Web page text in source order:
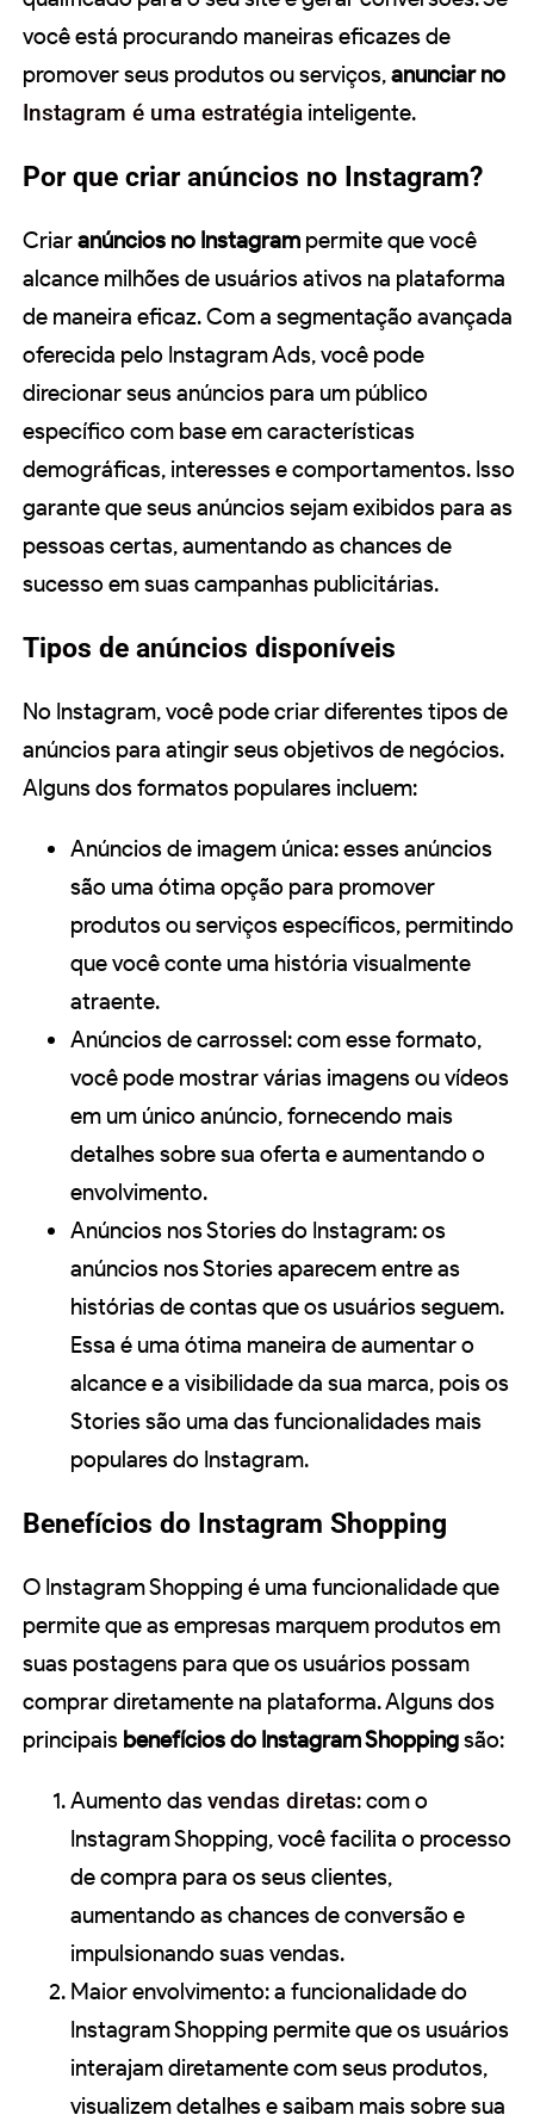
você está procurando maneiras eficazes de
promover seus produtos ou serviços,anunciar no
Instagram é uma estratégia inteligente.
Por que criar anúncios no Instagram?
Criaranúncios no Instagram permite que você
alcance milhões de usuários ativos na plataforma
de maneira eficaz. Com a segmentação avançada
oferecida pelo Instagram Ads, você pode
direcionar seus anúncios para um público
específico com base em características
demográficas, interesses e comportamentos. Isso
garante que seus anúncios sejam exibidos para as
pessoas certas, aumentando as chances de
sucesso em suas campanhas publicitárias.
Tipos de anúncios disponíveis
No Instagram, você pode criar diferentes tipos de
anúncios para atingir seus objetivos de negócios.
Alguns dos formatos populares incluem:
Anúncios de imagem única: esses anúncios
são uma ótima opção para promover
produtos ou serviços específicos, permitindo
que você conte uma história visualmente
atraente.
Anúncios de carrossel: com esse formato,
você pode mostrar várias imagens ou vídeos
em um único anúncio, fornecendo mais
detalhes sobre sua oferta e aumentando o
envolvimento.
Anúncios nos Stories do Instagram: os
anúncios nos Stories aparecem entre as
histórias de contas que os usuários seguem.
Essa é uma ótima maneira de aumentar o
alcance e a visibilidade da sua marca, pois os
Stories são uma das funcionalidades mais
populares do Instagram.
Benefícios do Instagram Shopping
O Instagram Shopping é uma funcionalidade que
permite que as empresas marquem produtos em
suas postagens para que os usuários possam
comprar diretamente na plataforma. Alguns dos
principais benefícios do Instagram Shoppingsão:
Aumento dasvendas diretas: com o
Instagram Shopping, você facilita o processo
de compra para os seus clientes,
aumentando as chances de conversão e
impulsionando suas vendas.
Maior envolvimento: a funcionalidade do
Instagram Shopping permite que os usuários
interajam diretamente com seus produtos,
visualizem detalhes e saibam mais sobre sua